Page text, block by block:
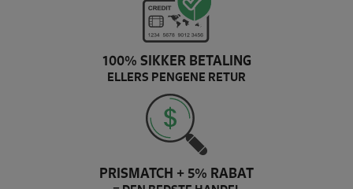
100% SIKKER BETALING
ELLERS PENGENE RETUR
PRISMATCH + 5% RABAT